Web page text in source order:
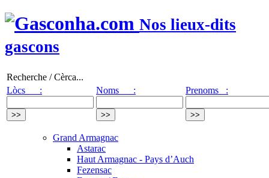
Nos lieux-dits
gascons
Recherche / Cèrca...
Lòcs :
Noms : Prenoms :
Grand Armagnac
Astarac
Haut Armagnac - Pays d’Auch
Fezensac